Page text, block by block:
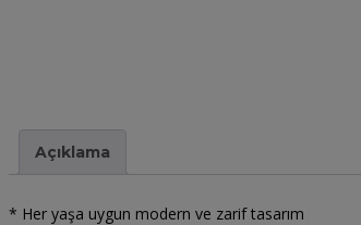
Açıklama
* Her yaşa uygun modern ve zarif tasarım